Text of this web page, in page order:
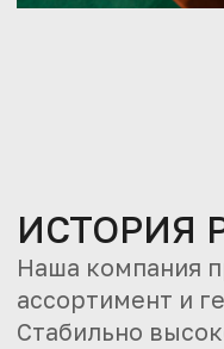
ИСТОРИЯ
Наша компания
ассортимент и
Стабильно